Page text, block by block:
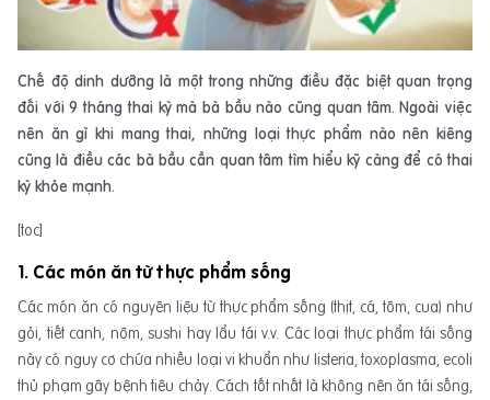
Chế độ dinh dưỡng là một trong những điều đặc biệt quan trọng
đối với 9 tháng thai kỳ mà bà bầu nào cũng quan tâm. Ngoài việc
nên ăn gì khi mang thai, những loại thực phẩm nào nên kiêng
cũng là điều các bà bầu cần quan tâm tìm hiểu kỹ càng để có thai
kỳ khỏe mạnh.
[toc]
1. Các món ăn từ thực phẩm sống
Các món ăn có nguyên liệu từ thực phẩm sống (thịt, cá, tôm, cua) như
gỏi, tiết canh, nộm, sushi hay lẩu tái v.v. Các loại thực phẩm tái sống
này có nguy cơ chứa nhiều loại vi khuẩn như listeria, toxoplasma, ecoli
thủ phạm gây bệnh tiêu chảy. Cách tốt nhất là không nên ăn tái sống,